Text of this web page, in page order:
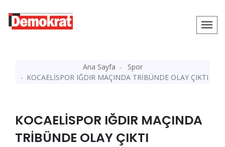
Ana Sayfa
Spor
KOCAELİSPOR IĞDIR MAÇINDA TRİBÜNDE OLAY ÇIKTI
KOCAELİSPOR IĞDIR MAÇINDA
TRİBÜNDE OLAY ÇIKTI